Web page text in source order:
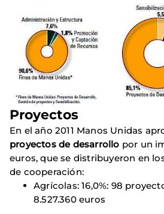
Proyectos
En el año 2011 Manos Unidas
proyectos de desarrollo por un
euros, que se distribuyeron en
de cooperación:
Agrícolas: 16,0%: 98
8.527.360 euros